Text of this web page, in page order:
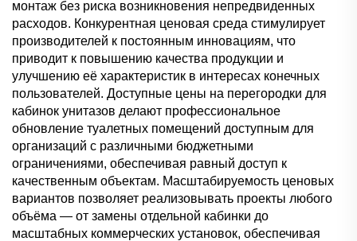
монтаж без риска возникновения непредвиденных
расходов. Конкурентная ценовая среда стимулирует
производителей к постоянным инновациям, что
приводит к повышению качества продукции и
улучшению её характеристик в интересах конечных
пользователей. Доступные цены на перегородки для
кабинок унитазов делают профессиональное
обновление туалетных помещений доступным для
организаций с различными бюджетными
ограничениями, обеспечивая равный доступ к
качественным объектам. Масштабируемость ценовых
вариантов позволяет реализовывать проекты любого
объёма — от замены отдельной кабинки до
масштабных коммерческих установок, обеспечивая